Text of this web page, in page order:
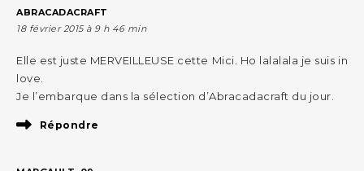
ABRACADACRAFT
18 février 2015 à 9 h 46 min
Elle est juste MERVEILLEUSE cette Mici. Ho lalalala je suis in
love.
Je l’embarque dans la sélection d’Abracadacraft du jour.
Répondre